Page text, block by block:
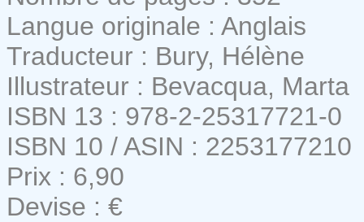
Langue originale : Anglais
Traducteur : Bury, Hélène
Illustrateur : Bevacqua, Marta
ISBN 13 : 978-2-25317721-0
ISBN 10 / ASIN : 2253177210
Prix : 6,90
Devise : €